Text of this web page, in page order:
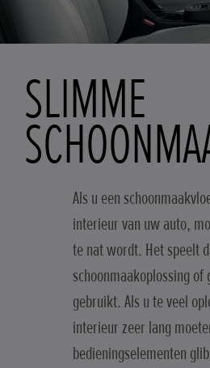
SLIMME
Als u een
interieur van uw auto,
te nat wordt. Het speelt
schoonmaakoplossing
gebruikt. Als u te veel
interieur zeer lang
bedieningselementen